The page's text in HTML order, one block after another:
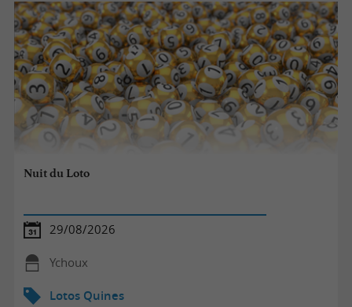
Nuit du Loto
29/08/2026
Ychoux
Lotos Quines